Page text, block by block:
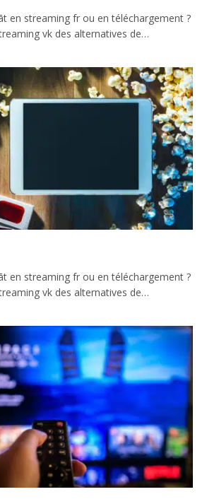
en streaming fr ou en téléchargement ?
vk des alternatives de…
en streaming fr ou en téléchargement ?
vk des alternatives de…